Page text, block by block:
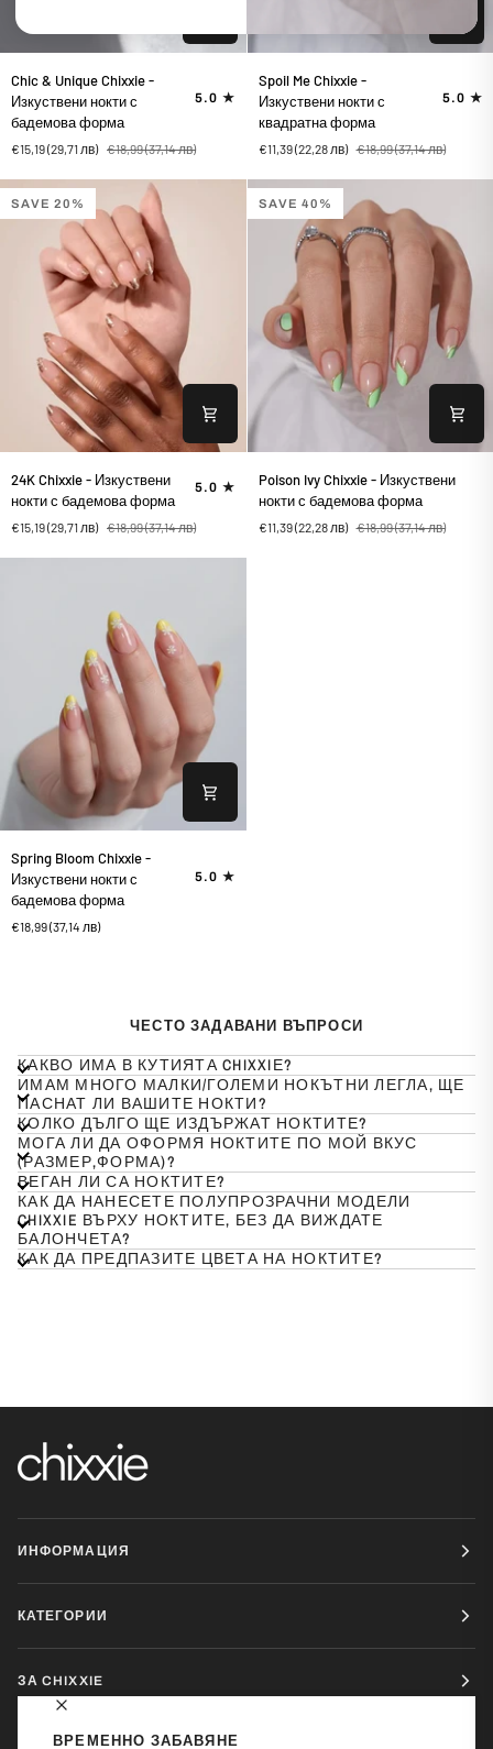
ВРЕМЕННО ЗАБАВЯНЕ
&
Unique
Chixxie
-
нокти
с
Chic & Unique Chixxie -
Изкуствени нокти с
бадемова форма
5.0
€15,19(29,71 лв) €18,99(37,14 лв)
Me
Chixxie
-
Изкуствени
с
квадратна
форма
Spoil Me Chixxie -
Изкуствени нокти с
квадратна форма
5.0
€11,39(22,28 лв) €18,99(37,14 лв)
SAVE 20%
Chixxie
-
Изкуствени
24K Chixxie - Изкуствени
нокти с бадемова форма
5.0
€15,19(29,71 лв) €18,99(37,14 лв)
SAVE 40%
Ivy
Chixxie
-
Poison Ivy Chixxie - Изкуствени
нокти с бадемова форма
€11,39(22,28 лв) €18,99(37,14 лв)
Bloom
Chixxie
-
Изкуствени
Spring Bloom Chixxie -
Изкуствени нокти с
бадемова форма
5.0
€18,99(37,14 лв)
ЧЕСТО ЗАДАВАНИ ВЪПРОСИ
КАКВО ИМА В КУТИЯТА CHIXXIЕ?
ИМАМ МНОГО МАЛКИ/ГОЛЕМИ НОКЪТНИ ЛЕГЛА, ЩЕ
ПАСНАТ ЛИ ВАШИТЕ НОКТИ?
КОЛКО ДЪЛГО ЩЕ ИЗДЪРЖАТ НОКТИТЕ?
МОГА ЛИ ДА ОФОРМЯ НОКТИТЕ ПО МОЙ ВКУС
(РАЗМЕР,ФОРМА)?
ВЕГАН ЛИ СА НОКТИТЕ?
КАК ДА НАНЕСЕТЕ ПОЛУПРОЗРАЧНИ МОДЕЛИ
CHIXXIE ВЪРХУ НОКТИТЕ, БЕЗ ДА ВИЖДАТЕ
БАЛОНЧЕТА?
КАК ДА ПРЕДПАЗИТЕ ЦВЕТА НА НОКТИТЕ?
ИНФОРМАЦИЯ
КАТЕГОРИИ
ЗА CHIXXIE
ЗА КОНТАКТ: INFO@CHIXXIE.BG